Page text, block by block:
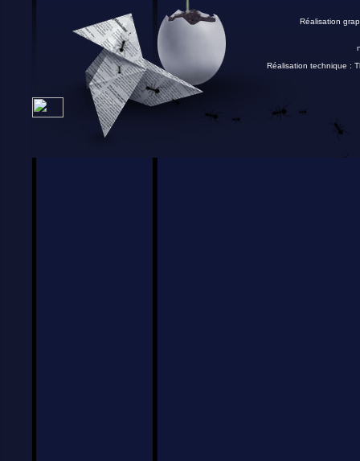
Réalisation
Réalisation technique :